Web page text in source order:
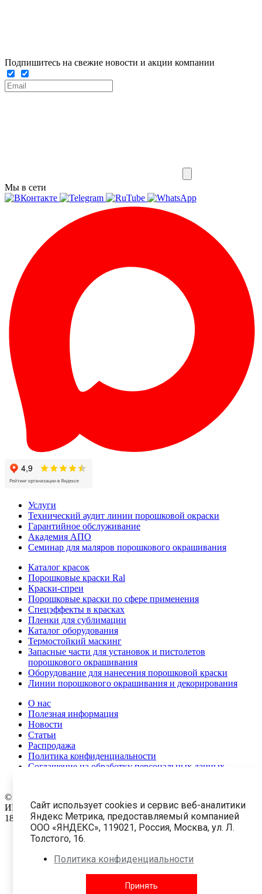
Подпишитесь на свежие новости и акции компании
Мы в сети
Услуги
Технический аудит линии порошковой окраски
Гарантийное обслуживание
Академия АПО
Семинар для маляров порошкового окрашивания
Каталог красок
Порошковые краски Ral
Краски-спреи
Порошковые краски по сфере применения
Спецэффекты в красках
Пленки для сублимации
Каталог оборудования
Термостойкий маскинг
Запасные части для установок и пистолетов
порошкового окрашивания
Оборудование для нанесения порошковой краски
Линии порошкового окрашивания и декорирования
О нас
Полезная информация
Новости
Статьи
Распродажа
Политика конфиденциальности
Соглашение на обработку персональных данных
© 1999-2026 Все права защищены.
ИНН: 9702043058 ОГРН: 1227700282040
18 +
Сайт использует cookies и сервис веб-аналитики
Яндекс Метрика, предоставляемый компанией
ООО «ЯНДЕКС», 119021, Россия, Москва, ул. Л.
Толстого, 16.
Политика конфиденциальности
Принять